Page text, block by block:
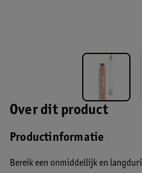
Over dit product
Productinformatie
Bereik een onmiddellijk en